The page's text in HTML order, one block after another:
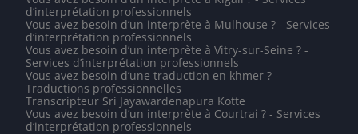
d’interprétation professionnels
Vous avez besoin d’un interprète à Mulhouse ? - Services
d’interprétation professionnels
Vous avez besoin d’un interprète à Vitry-sur-Seine ? -
Services d’interprétation professionnels
Vous avez besoin d’une traduction en khmer ? -
Traductions professionnelles
Transcripteur Sri Jayawardenapura Kotte
Vous avez besoin d’un interprète à Courtrai ? - Services
d’interprétation professionnels